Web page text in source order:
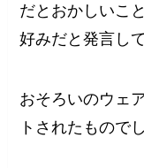
だとおかしいこ
好みだと発言し
おそろいのウェ
トされたもので